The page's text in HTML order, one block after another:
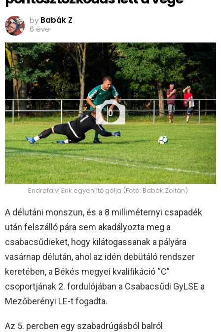
by Babák Z
6 éve
0
Endrefalvi Erik egyenlítő gólja (Fotó: Babák Zoltán)
A délutáni monszun, és a 8 milliméternyi csapadék
után felszálló pára sem akadályozta meg a
csabacsűdieket, hogy kilátogassanak a pályára
vasárnap délután, ahol az idén debütáló rendszer
keretében, a Békés megyei kvalifikáció “C”
csoportjának 2. fordulójában a Csabacsűdi GyLSE a
Mezőberényi LE-t fogadta.
Az 5. percben egy szabadrúgásból balról